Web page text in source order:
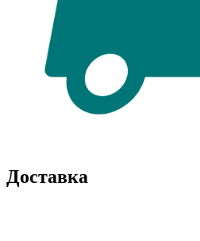
Доставка